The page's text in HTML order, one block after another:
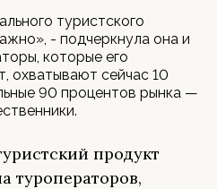
туристского
- подчеркнула она и
которые его
охватывают сейчас 10
90 процентов рынка —
продукт
туроператоров,